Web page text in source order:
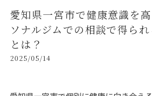
愛知県一宮市で健康意識を
ソナルジムでの相談で得ら
とは？
2025/05/14